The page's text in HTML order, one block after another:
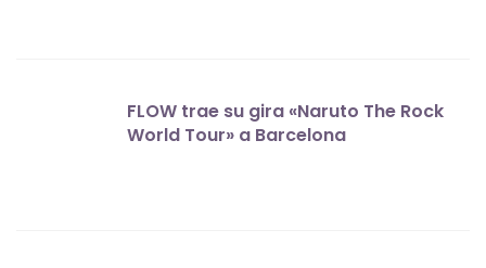
FLOW trae su gira «Naruto The Rock
World Tour» a Barcelona